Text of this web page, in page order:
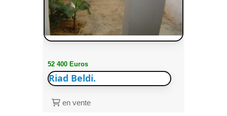
52 400 Euros
Riad Beldi.
en vente